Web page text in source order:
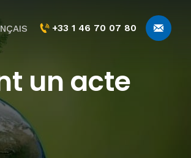
+33 1 46 70 07 80
un acte